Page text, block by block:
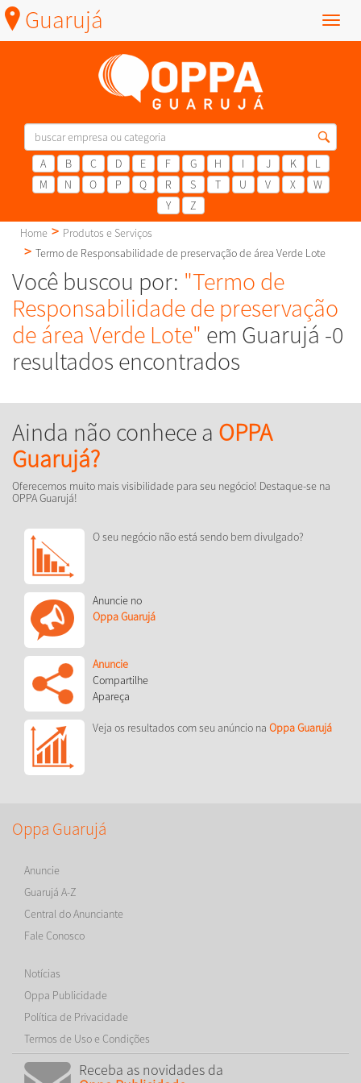
Menu
Guarujá
A B C D E F G H I J K
L
M
N O P Q R S T U V X
W
Y
Z
Home
Produtos e Serviços
Termo de Responsabilidade de preservação de área Verde Lote
Você buscou por: "Termo de
Responsabilidade de preservação
de área Verde Lote" em Guarujá -0
resultados encontrados
Ainda não conhece a OPPA
Guarujá?
Oferecemos muito mais visibilidade para seu negócio! Destaque-se na
OPPA Guarujá!
O seu negócio não está sendo bem divulgado?
Anuncie no
Oppa Guarujá
Anuncie
Compartilhe
Apareça
Veja os resultados com seu anúncio na Oppa Guarujá
Oppa Guarujá
Anuncie
Guarujá A-Z
Central do Anunciante
Fale Conosco
Notícias
Oppa Publicidade
Política de Privacidade
Termos de Uso e Condições
Receba as novidades da